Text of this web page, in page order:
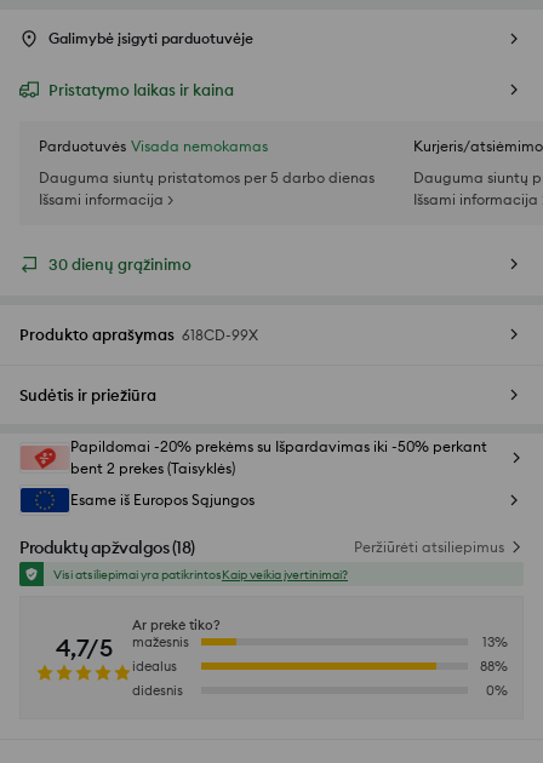
Galimybė įsigyti parduotuvėje
Pristatymo laikas ir kaina
Parduotuvės Visada nemokamas
Dauguma siuntų pristatomos per 5 darbo dienas
Išsami informacija >
Kurjeris/
Dauguma siuntų
Išsami informacija
30 dienų grąžinimo
Produkto aprašymas 618CD-99X
Sudėtis ir priežiūra
Papildomai -20% prekėms su Išpardavimas iki -50% perkant
bent 2 prekes (Taisyklės)
Esame iš Europos Sąjungos
Produktų apžvalgos(18) Peržiūrėti atsiliepimus
Visi atsiliepimai yra patikrintosKaip veikia įvertinimai?
4,7/5
Ar prekė tiko?
mažesnis
13%
idealus
88%
didesnis
0%